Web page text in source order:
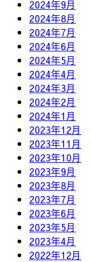
2024年9月
2024年8月
2024年7月
2024年6月
2024年5月
2024年4月
2024年3月
2024年2月
2024年1月
2023年12月
2023年11月
2023年10月
2023年9月
2023年8月
2023年7月
2023年6月
2023年5月
2023年4月
2022年12月